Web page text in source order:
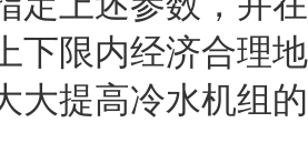
下限内经济合理
大提高冷水机组